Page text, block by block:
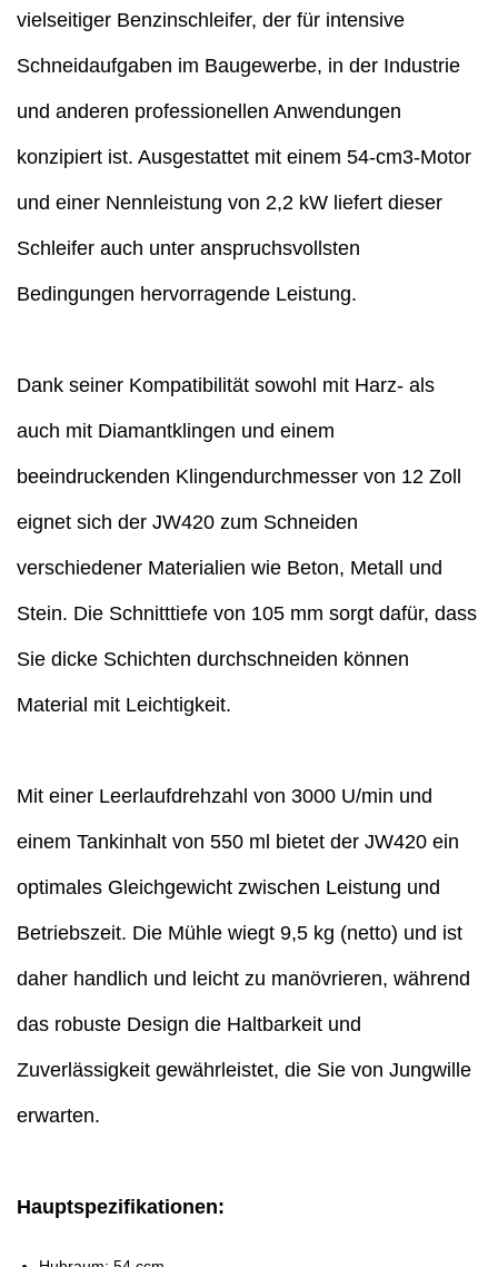
vielseitiger Benzinschleifer, der für intensive
Schneidaufgaben im Baugewerbe, in der Industrie
und anderen professionellen Anwendungen
konzipiert ist. Ausgestattet mit einem 54-cm3-Motor
und einer Nennleistung von 2,2 kW liefert dieser
Schleifer auch unter anspruchsvollsten
Bedingungen hervorragende Leistung.
Dank seiner Kompatibilität sowohl mit Harz- als
auch mit Diamantklingen und einem
beeindruckenden Klingendurchmesser von 12 Zoll
eignet sich der JW420 zum Schneiden
verschiedener Materialien wie Beton, Metall und
Stein. Die Schnitttiefe von 105 mm sorgt dafür, dass
Sie dicke Schichten durchschneiden können
Material mit Leichtigkeit.
Mit einer Leerlaufdrehzahl von 3000 U/min und
einem Tankinhalt von 550 ml bietet der JW420 ein
optimales Gleichgewicht zwischen Leistung und
Betriebszeit. Die Mühle wiegt 9,5 kg (netto) und ist
daher handlich und leicht zu manövrieren, während
das robuste Design die Haltbarkeit und
Zuverlässigkeit gewährleistet, die Sie von Jungwille
erwarten.
Hauptspezifikationen: